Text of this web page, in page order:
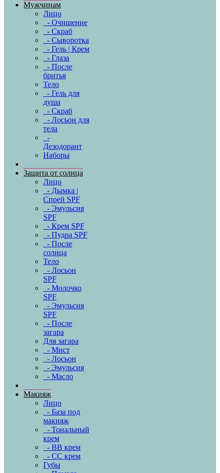
Мужчинам
Лицо
- Очищение
- Скраб
- Сыворотка
- Гель | Крем
- Глаза
- После
бритья
Тело
- Гель для
душа
- Скраб
- Лосьон для
тела
-
Дезодорант
Наборы
Защита от солнца
Лицо
- Дымка |
Спрей SPF
- Эмульсия
SPF
- Крем SPF
- Пудра SPF
- После
солнца
Тело
- Лосьон
SPF
- Молочко
SPF
- Эмульсия
SPF
- После
загара
Для загара
- Мист
- Лосьон
- Эмульсия
- Масло
Макияж
Лицо
- База под
макияж
- Тональный
крем
- BB крем
- CC крем
Губы